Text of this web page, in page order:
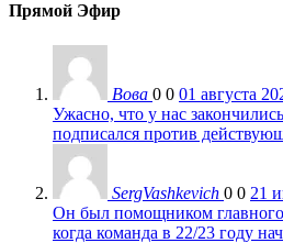
Прямой Эфир
Вова 0 0 01 августа
Ужасно, что у нас
подписался против
SergVashkevich 0 0 21
Он был помощником
когда команда в 22/23 году